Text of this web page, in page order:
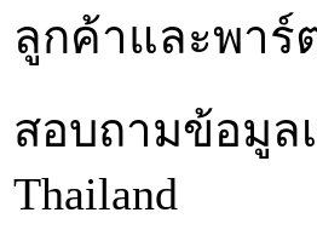
ลูกค้าและพาร์
สอบถามข้อมูลเ
Thailand